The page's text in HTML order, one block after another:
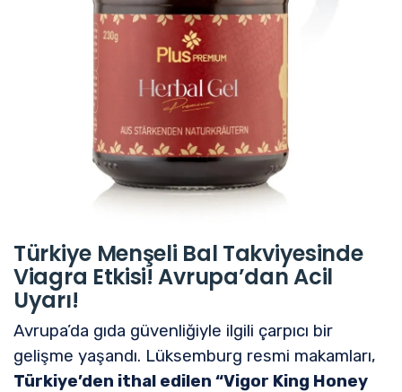
Türkiye Menşeli Bal Takviyesinde
Viagra Etkisi! Avrupa’dan Acil
Uyarı!
Avrupa’da gıda güvenliğiyle ilgili çarpıcı bir
gelişme yaşandı. Lüksemburg resmi makamları,
Türkiye’den ithal edilen “Vigor King Honey